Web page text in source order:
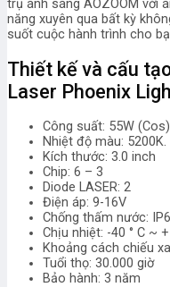
trụ ánh sáng AOZOOM với
năng xuyên qua bất kỳ
suốt cuộc hành trình cho
Thiết kế và cấu
Laser Phoenix
Công suất: 55W
Nhiệt độ màu: 5200K.
Kích thước: 3.0 inch
Chip: 6 – 3
Diode LASER: 2
Điện áp: 9-16V
Chống thấm nước:
Chịu nhiệt: -40 ° C ~
Khoảng cách chiếu
Tuổi thọ: 30.000 giờ
Bảo hành: 3 năm